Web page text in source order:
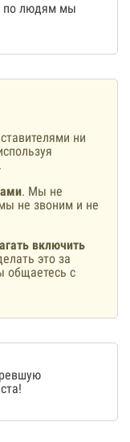
по людям мы
ни
. Мы не
не звоним и не
включить
это за
общаетесь с